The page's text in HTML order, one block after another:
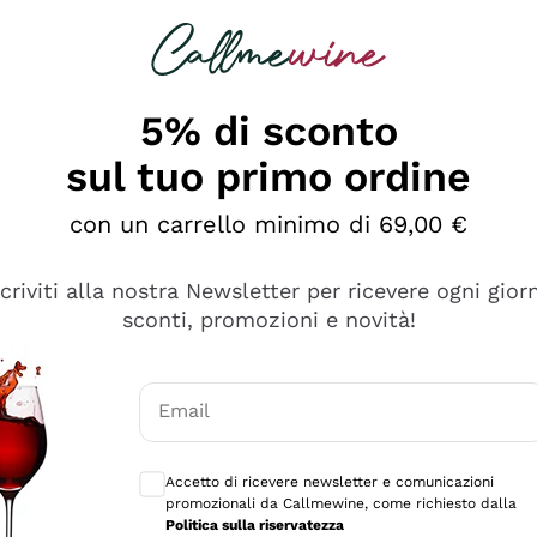
diversi e con un ampio range di prezzo. Le
5% di sconto
sul tuo primo ordine
con un carrello minimo di 69,00 €
alla nostra Newsletter per ricevere ogni
sconti, promozioni e novità!
Email
Accetto di ricevere newsletter e comunicazioni
promozionali da Callmewine, come richiesto dalla
Politica sulla riservatezza